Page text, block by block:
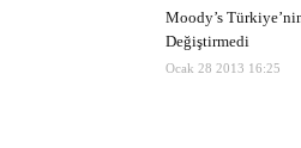
Moody’s
Değiştirmedi
Ocak 28 2013 16:25